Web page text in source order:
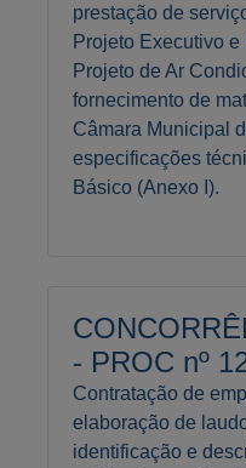
prestação de
Projeto Executivo
Projeto de Ar
fornecimento de
Câmara Municipal
especificações
Básico (Anexo I).
- PROC nº
Contratação de
elaboração de
identificação e